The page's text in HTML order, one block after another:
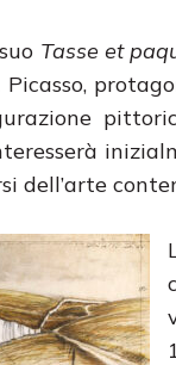
Tasse et
dell’arte